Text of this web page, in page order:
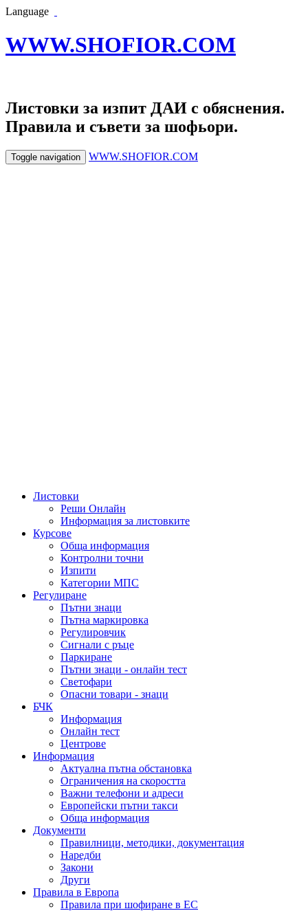
Language
WWW.SHOFIOR.COM
Листовки за изпит ДАИ с обяснения.
Правила и съвети за шофьори.
Toggle navigation WWW.SHOFIOR.COM
Листовки
Реши Онлайн
Информация за листовките
Курсове
Обща информация
Контролни точни
Изпити
Категории МПС
Регулиране
Пътни знаци
Пътна маркировка
Регулировчик
Сигнали с ръце
Паркиране
Пътни знаци - онлайн тест
Светофари
Опасни товари - знаци
БЧК
Информация
Онлайн тест
Центрове
Информация
Актуална пътна обстановка
Ограничения на скоростта
Важни телефони и адреси
Европейски пътни такси
Обща информация
Документи
Правилници, методики, документация
Наредби
Закони
Други
Правила в Европа
Правила при шофиране в ЕС